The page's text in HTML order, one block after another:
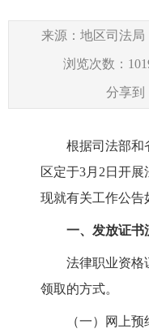
来源：地区司法局
浏览次数：
分享到
根据司法部和
区定于3月2日开展
现就有关工作公告
一、发放证书
法律职业资格
领取的方式。
（一）网上